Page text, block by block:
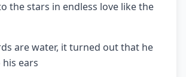
the stars in endless love like the
are water, it turned out that he
ears